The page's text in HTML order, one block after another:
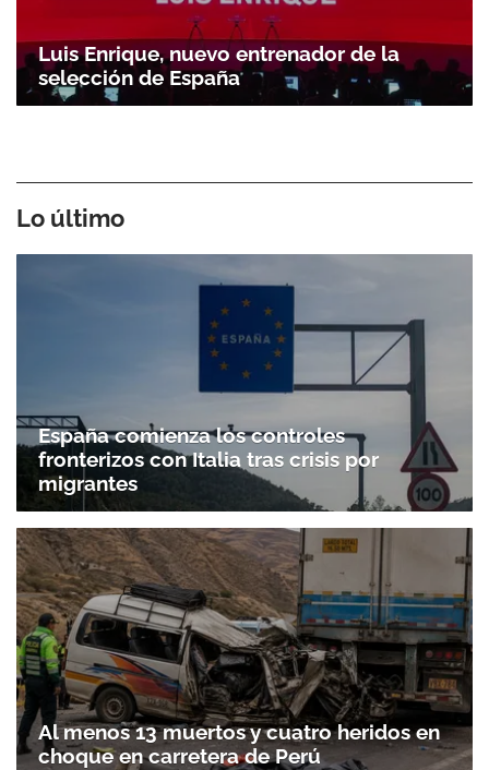
Luis Enrique, nuevo entrenador de la
selección de España
Lo último
España comienza los controles
fronterizos con Italia tras crisis por
migrantes
Al menos 13 muertos y cuatro heridos en
choque en carretera de Perú